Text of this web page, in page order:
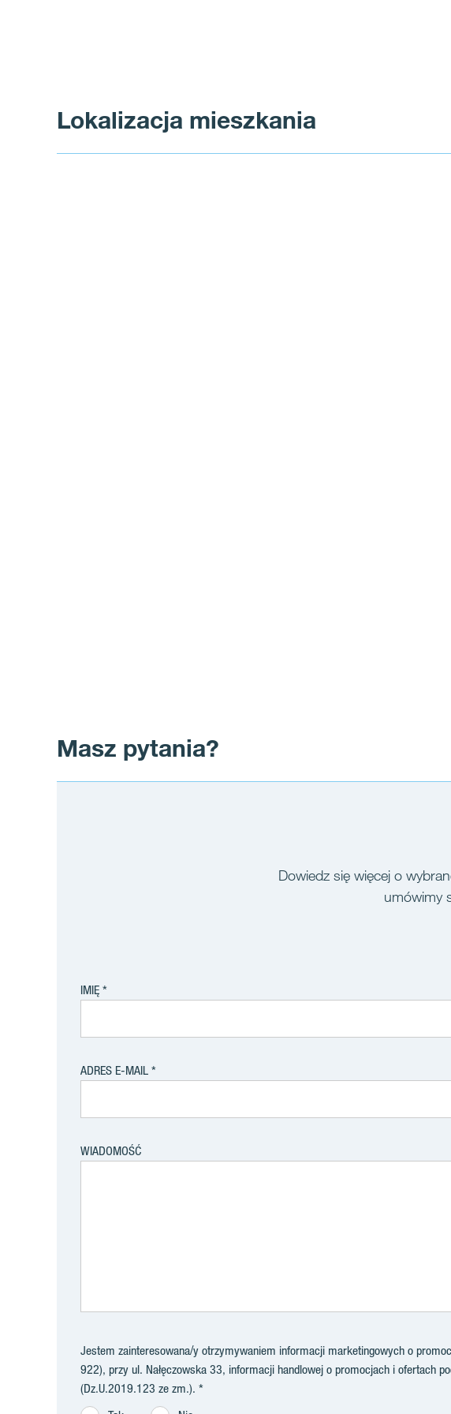
Lokalizacja mieszkania
Masz pytania?
Dowiedz się więcej o
umówimy
IMIĘ
ADRES E-MAIL
WIADOMOŚĆ
Jestem zainteresowana/y otrzymywaniem informacji marketingowych o
922), przy ul. Nałęczowska 33, informacji handlowej o promocjach i ofertach
(Dz.U.2019.123 ze zm.).